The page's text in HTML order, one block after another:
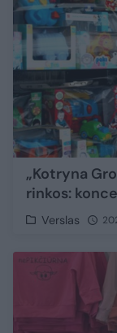
„Kotryna
rinkos:
Verslas